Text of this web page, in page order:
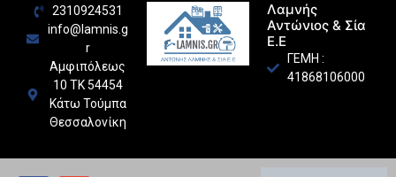
2310924531
info@lamnis.g
r
Αμφιπόλεως
10 ΤΚ 54454
Κάτω Τούμπα
Θεσσαλονίκη
Λαμνής
Αντώνιος & Σία
Ε.Ε
ΓΕΜΗ :
41868106000